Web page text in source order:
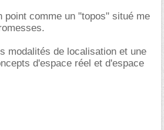
point comme un "topos" situé me
modalités de localisation et une
d'espace réel et d'espace